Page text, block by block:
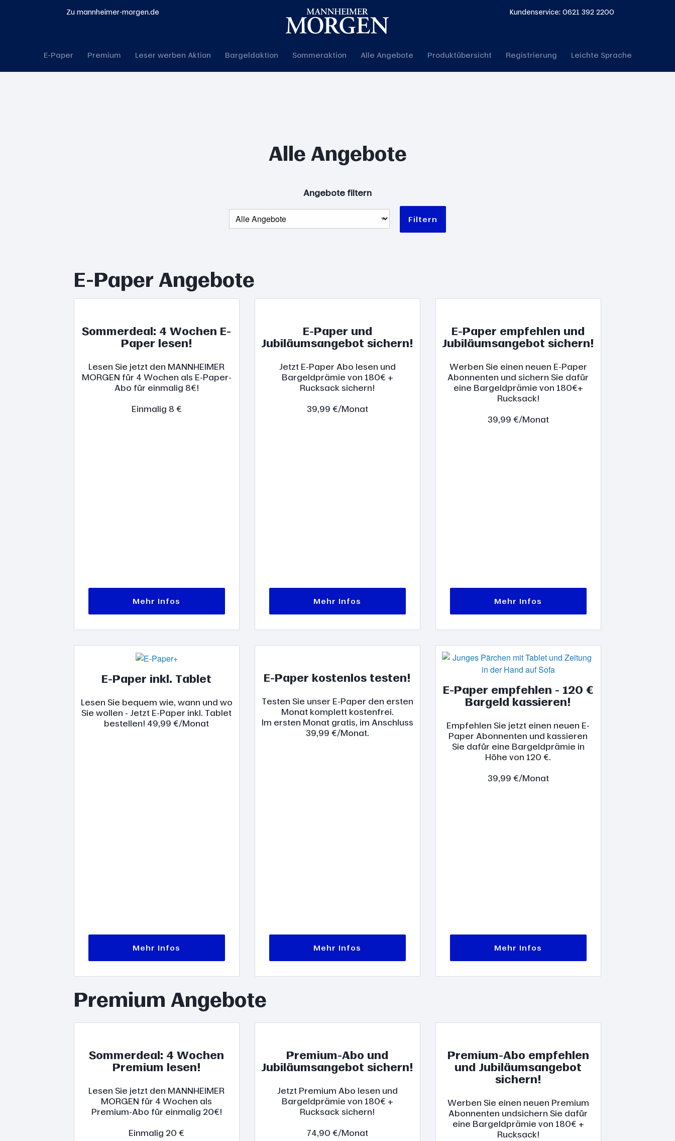
Zu mannheimer-morgen.de Kundenservice: 0621 392 2200
E-Paper Premium Leser werben Aktion Bargeldaktion Sommeraktion Alle Angebote Produktübersicht Registrierung Leichte Sprache
Alle Angebote
Angebote filtern
E-Paper Angebote
Sommerdeal: 4 Wochen E-
Paper lesen!
Lesen Sie jetzt den MANNHEIMER
MORGEN für 4 Wochen als E-Paper-
Abo für einmalig 8€!
Einmalig 8 €
Mehr Infos
E-Paper und
Jubiläumsangebot sichern!
Jetzt E-Paper Abo lesen und
Bargeldprämie von 180€ +
Rucksack sichern!
39,99 €/Monat
Mehr Infos
E-Paper empfehlen und
Jubiläumsangebot sichern!
Werben Sie einen neuen E-Paper
Abonnenten und sichern Sie dafür
eine Bargeldprämie von 180€+
Rucksack!
39,99 €/Monat
Mehr Infos
E-Paper inkl. Tablet
Lesen Sie bequem wie, wann und wo
Sie wollen - Jetzt E-Paper inkl. Tablet
bestellen! 49,99 €/Monat
Mehr Infos
E-Paper kostenlos testen!
Testen Sie unser E-Paper den ersten
Monat komplett kostenfrei.
Im ersten Monat gratis, im Anschluss
39,99 €/Monat.
Mehr Infos
E-Paper empfehlen - 120 €
Bargeld kassieren!
Empfehlen Sie jetzt einen neuen E-
Paper Abonnenten und kassieren
Sie dafür eine Bargeldprämie in
Höhe von 120 €.
39,99 €/Monat
Mehr Infos
Premium Angebote
Sommerdeal: 4 Wochen
Premium lesen!
Lesen Sie jetzt den MANNHEIMER
MORGEN für 4 Wochen als
Premium-Abo für einmalig 20€!
Einmalig 20 €
Premium-Abo und
Jubiläumsangebot sichern!
Jetzt Premium Abo lesen und
Bargeldprämie von 180€ +
Rucksack sichern!
74,90 €/Monat
Premium-Abo empfehlen
und Jubiläumsangebot
sichern!
Werben Sie einen neuen Premium
Abonnenten undsichern Sie dafür
eine Bargeldprämie von 180€ +
Rucksack!